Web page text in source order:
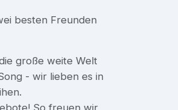
besten Freunden
große weite Welt
- wir lieben es in
So freuen wir